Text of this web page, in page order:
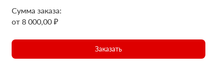
Сумма заказа:
от 8 000,00 ₽
Заказать